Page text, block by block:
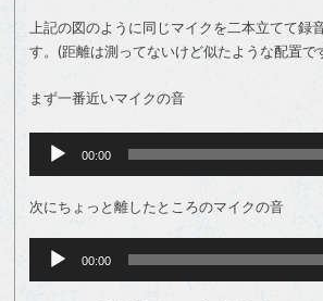
上記の図のように同じマイクを二本立てて録
す。(距離は測ってないけど似たような配置で
まず一番近いマイクの音
プ
ー
00:00
次にちょっと離したところのマイクの音
プ
00:00